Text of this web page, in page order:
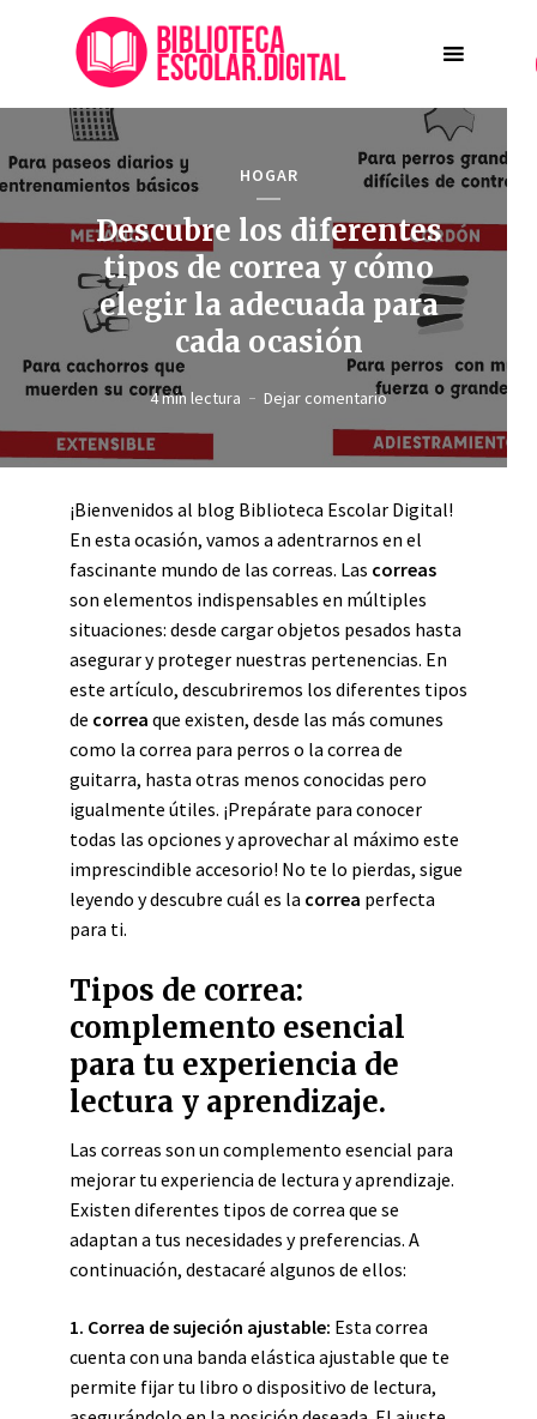
HOGAR
Descubre los diferentes
tipos de correa y cómo
elegir la adecuada para
cada ocasión
4 min lectura Dejar comentario
¡Bienvenidos al blog Biblioteca Escolar Digital!
En esta ocasión, vamos a adentrarnos en el
fascinante mundo de las correas. Las correas
son elementos indispensables en múltiples
situaciones: desde cargar objetos pesados hasta
asegurar y proteger nuestras pertenencias. En
este artículo, descubriremos los diferentes tipos
de correa que existen, desde las más comunes
como la correa para perros o la correa de
guitarra, hasta otras menos conocidas pero
igualmente útiles. ¡Prepárate para conocer
todas las opciones y aprovechar al máximo este
imprescindible accesorio! No te lo pierdas, sigue
leyendo y descubre cuál es la correa perfecta
para ti.
Tipos de correa:
complemento esencial
para tu experiencia de
lectura y aprendizaje.
Las correas son un complemento esencial para
mejorar tu experiencia de lectura y aprendizaje.
Existen diferentes tipos de correa que se
adaptan a tus necesidades y preferencias. A
continuación, destacaré algunos de ellos:
1. Correa de sujeción ajustable: Esta correa
cuenta con una banda elástica ajustable que te
permite fijar tu libro o dispositivo de lectura,